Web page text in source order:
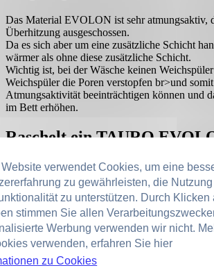
Das Material EVOLON ist sehr atmungsaktiv,
Überhitzung ausgeschossen.
Da es sich aber um eine zusätzliche Schicht
wärmer als ohne diese zusätzliche Schicht.
Wichtig ist, bei der Wäsche keinen
Weichspüler die Poren verstopfen br>und
Atmungsaktivität beeinträchtigen können und
im Bett erhöhen.
Raschelt ein TAURO
Im Neuzustand ist das EVOLON-Material noch
leichte Geräusche verursachen.
Deshalb sollten Sie das TAURO Encasing vor
unbedingt bei 95°C waschen.
Durch die Wäsche wird das Material mit jeder
flauschiger und absolut geräuscharm und
milbendichte Funktion.
verwendet Cookies, um eine
zu gewährleisten, die
zu unterstützen. Durch Klicken
stimmen Sie allen
Werbung verwenden wir nicht.
verwenden, erfahren Sie hier
zu Cookies